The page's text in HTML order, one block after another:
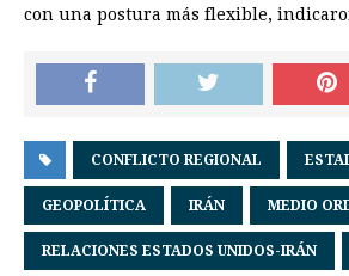
con una postura más flexible,
CONFLICTO REGIONAL
GEOPOLÍTICA IRÁN MEDIO
RELACIONES ESTADOS UNIDOS-IRÁN